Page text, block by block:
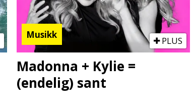
Musikk
PLUS
Madonna + Kylie =
(endelig) sant